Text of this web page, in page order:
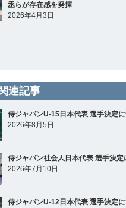
丞らが存在感を発揮
2026年4月3日
連記事
侍ジャパンU-15日本代表 選手決定
2026年8月5日
侍ジャパン社会人日本代表 選手決定
2026年7月10日
侍ジャパンU-12日本代表 選手決定